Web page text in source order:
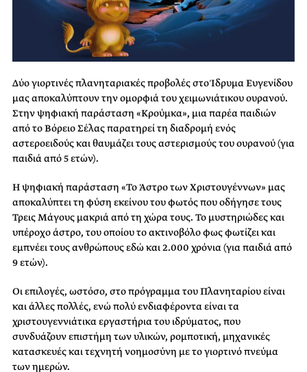
Δύο γιορτινές πλανηταριακές προβολές στο Ίδρυμα Ευγενίδου
μας αποκαλύπτουν την ομορφιά του χειμωνιάτικου ουρανού.
Στην ψηφιακή παράσταση «Κρούμκα», μια παρέα παιδιών
από το Βόρειο Σέλας παρατηρεί τη διαδρομή ενός
αστεροειδούς και θαυμάζει τους αστερισμούς του ουρανού (για
παιδιά από 5 ετών).
Η ψηφιακή παράσταση «Το Άστρο των Χριστουγέννων» μας
αποκαλύπτει τη φύση εκείνου του φωτός που οδήγησε τους
Τρεις Μάγους μακριά από τη χώρα τους. Το μυστηριώδες και
υπέροχο άστρο, του οποίου το ακτινοβόλο φως φωτίζει και
εμπνέει τους ανθρώπους εδώ και 2.000 χρόνια (για παιδιά από
9 ετών).
Οι επιλογές, ωστόσο, στο πρόγραμμα του Πλανηταρίου είναι
και άλλες πολλές, ενώ πολύ ενδιαφέροντα είναι τα
χριστουγεννιάτικα εργαστήρια του ιδρύματος, που
συνδυάζουν επιστήμη των υλικών, ρομποτική, μηχανικές
κατασκευές και τεχνητή νοημοσύνη με το γιορτινό πνεύμα
των ημερών.